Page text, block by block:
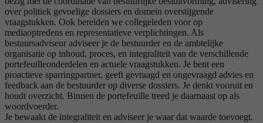
over politiek gevoelige dossiers en domein overstijgende
vraagstukken. Ook bereiden we collegeleden voor op
mediaoptredens en representatieve verplichtingen. Als
bestuursadviseur adviseer je de bestuurder en de ambtelijke
organisatie op inhoud, proces, en integraliteit van de verschillende
portefeuilleonderdelen en actuele vraagstukken. Je bent een
proactieve sparringpartner, geeft gevraagd en ongevraagd advies en
feedback aan de bestuurder op diverse dossiers. Je denkt vooruit en
houdt overzicht. Binnen de portefeuille treed je daarnaast op als
woordvoerder.
Je bewaakt de integraliteit en adviseer je waar dat waarde toevoegt.